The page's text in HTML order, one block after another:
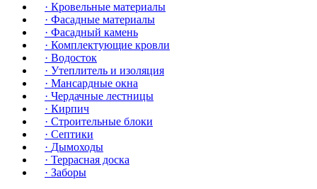
· Кровельные материалы
· Фасадные материалы
· Фасадный камень
· Комплектующие кровли
· Водосток
· Утеплитель и изоляция
· Мансардные окна
· Чердачные лестницы
· Кирпич
· Строительные блоки
· Септики
· Дымоходы
· Террасная доска
· Заборы